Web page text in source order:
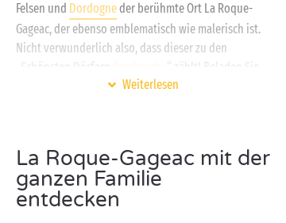
Felsen und Dordogneder berühmte Ort La Roque-
Gageac, der ebenso emblematisch wie malerisch ist.
Nicht verwunderlich also, dass dieser zu den
„Schönsten Dörfern
Frankreichs
“ zählt! Beladen Sie
Ihr Wohnmobil, packen Sie Ihr Zelt zusammen: Jetzt
Inmitten der üppig grünenLandschaft des Périgord
ermöglicht Ihr Camping nahe La Roque-Gageac es
Ihnen, viel Entspannung mit Freizeitvergnügen und
Weiterlesen
La Roque-Gageac mit der
ganzen Familie
entdecken